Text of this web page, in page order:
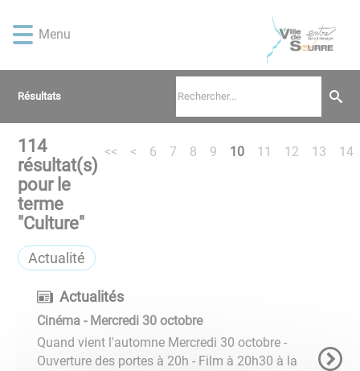
d'accès
rapide
d'accès
rapide
principal
d'accès
rapide
recherche
d'accès
rapide
page
Menu
Résultats
114
résultat(s)
pour le
terme
"Culture"
<< < 6 7 8 9 10 11 12 13 14
Actualité
Actualités
Cinéma - Mercredi 30 octobre
Quand vient l'automne Mercredi 30 octobre -
Ouverture des portes à 20h - Film à 20h30 à la